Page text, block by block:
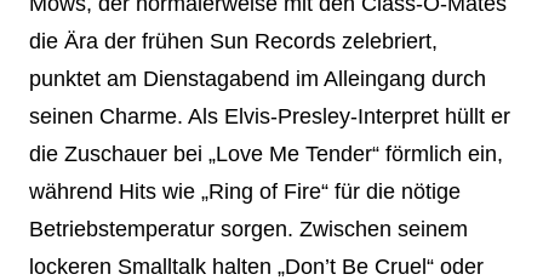
die Ära der frühen Sun Records zelebriert,
punktet am Dienstagabend im Alleingang durch
seinen Charme. Als Elvis-Presley-Interpret hüllt er
die Zuschauer bei „Love Me Tender“ förmlich ein,
während Hits wie „Ring of Fire“ für die nötige
Betriebstemperatur sorgen. Zwischen seinem
lockeren Smalltalk halten „Don’t Be Cruel“ oder